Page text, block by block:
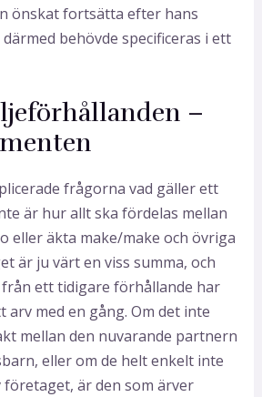
önskat fortsätta efter hans
behövde specificeras i ett
–
frågorna vad gäller ett
är hur allt ska fördelas mellan
eller äkta make/make och övriga
är ju värt en viss summa, och
ett tidigare förhållande har
med en gång. Om det inte
mellan den nuvarande partnern
eller om de helt enkelt inte
är den som ärver